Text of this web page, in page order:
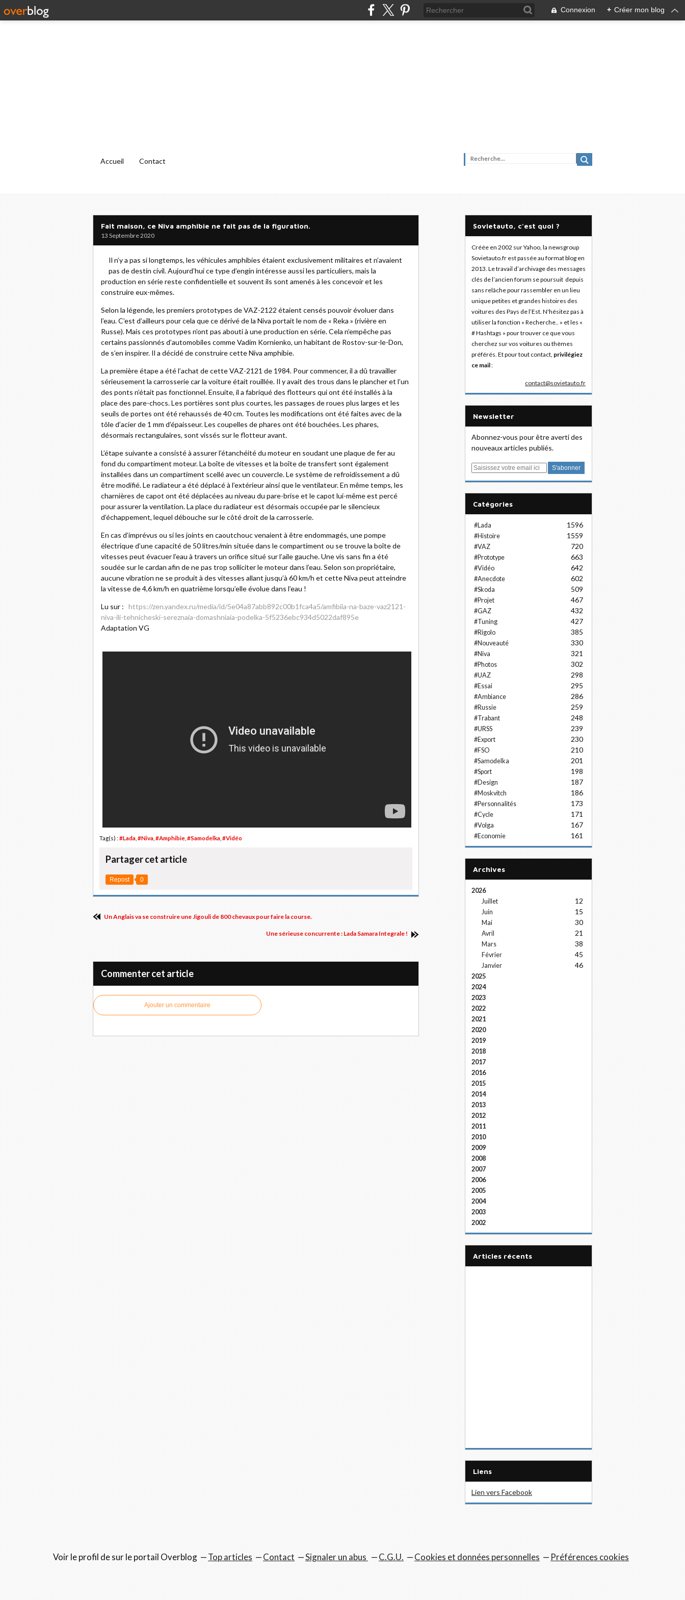
Connexion + Créer mon blog
Accueil Contact
Fait maison, ce Niva amphibie ne fait pas de la figuration.
13 Septembre 2020
Il n’y a pas si longtemps, les véhicules amphibies étaient exclusivement militaires et n’avaient
pas de destin civil. Aujourd’hui ce type d’engin intéresse aussi les particuliers, mais la
production en série reste confidentielle et souvent ils sont amenés à les concevoir et les
construire eux-mêmes.
Selon la légende, les premiers prototypes de VAZ-2122 étaient censés pouvoir évoluer dans
l’eau. C’est d’ailleurs pour cela que ce dérivé de la Niva portait le nom de « Reka » (rivière en
Russe). Mais ces prototypes n’ont pas abouti à une production en série. Cela n’empêche pas
certains passionnés d’automobiles comme Vadim Kornienko, un habitant de Rostov-sur-le-Don,
de s’en inspirer. Il a décidé de construire cette Niva amphibie.
La première étape a été l’achat de cette VAZ-2121 de 1984. Pour commencer, il a dû travailler
sérieusement la carrosserie car la voiture était rouillée. Il y avait des trous dans le plancher et l’un
des ponts n’était pas fonctionnel. Ensuite, il a fabriqué des flotteurs qui ont été installés à la
place des pare-chocs. Les portières sont plus courtes, les passages de roues plus larges et les
seuils de portes ont été rehaussés de 40 cm. Toutes les modifications ont été faites avec de la
tôle d’acier de 1 mm d’épaisseur. Les coupelles de phares ont été bouchées. Les phares,
désormais rectangulaires, sont vissés sur le flotteur avant.
L’étape suivante a consisté à assurer l’étanchéité du moteur en soudant une plaque de fer au
fond du compartiment moteur. La boîte de vitesses et la boîte de transfert sont également
installées dans un compartiment scellé avec un couvercle. Le système de refroidissement a dû
être modifié. Le radiateur a été déplacé à l’extérieur ainsi que le ventilateur. En même temps, les
charnières de capot ont été déplacées au niveau du pare-brise et le capot lui-même est percé
pour assurer la ventilation. La place du radiateur est désormais occupée par le silencieux
d’échappement, lequel débouche sur le côté droit de la carrosserie.
En cas d’imprévus ou si les joints en caoutchouc venaient à être endommagés, une pompe
électrique d’une capacité de 50 litres/min située dans le compartiment ou se trouve la boîte de
vitesses peut évacuer l’eau à travers un orifice situé sur l’aile gauche. Une vis sans fin a été
soudée sur le cardan afin de ne pas trop solliciter le moteur dans l’eau. Selon son propriétaire,
aucune vibration ne se produit à des vitesses allant jusqu’à 60 km/h et cette Niva peut atteindre
la vitesse de 4,6 km/h en quatrième lorsqu’elle évolue dans l’eau !
Lu sur : https://zen.yandex.ru/media/id/5e04a87abb892c00b1fca4a5/amfibiia-na-baze-vaz2121-
niva-ili-tehnicheski-sereznaia-domashniaia-podelka-5f5236ebc934d5022daf895e
Adaptation VG
Tag(s) : #Lada #Niva #Amphibie #Samodelka #Vidéo
Partager cet article
Repost 0
Un Anglais va se construire une Jigouli de 800 chevaux pour faire la course.
Une sérieuse concurrente : Lada Samara Integrale !
Commenter cet article
Ajouter un commentaire
Sovietauto, c'est quoi ?
Créée en 2002 sur Yahoo, la newsgroup
Sovietauto.fr est passée au format blog en
2013. Le travail d’archivage des messages
clés de l’ancien forum se poursuit depuis
sans relâche pour rassembler en un lieu
unique petites et grandes histoires des
voitures des Pays de l’Est. N'hésitez pas à
utiliser la fonction « Recherche.. » et les «
# Hashtags » pour trouver ce que vous
cherchez sur vos voitures ou thèmes
préférés. Et pour tout contact, privilégiez
ce mail:
contact@sovietauto.fr
Newsletter
Abonnez-vous pour être averti des
nouveaux articles publiés.
E
Catégories
#Lada 1596
#Histoire 1559
#VAZ 720
#Prototype 663
#Vidéo 642
#Anecdote 602
#Skoda 509
#Projet 467
#GAZ 432
#Tuning 427
#Rigolo 385
#Nouveauté 330
#Niva 321
#Photos 302
#UAZ 298
#Essai 295
#Ambiance 286
#Russie 259
#Trabant 248
#URSS 239
#Export 230
#FSO 210
#Samodelka 201
#Sport 198
#Design 187
#Moskvitch 186
#Personnalités 173
#Cycle 171
#Volga 167
#Economie 161
Archives
2026
Juillet
12
Juin 15
Mai 30
Avril 21
Mars 38
Février 45
Janvier 46
2025
2024
2023
2022
2021
2020
2019
2018
2017
2016
2015
2014
2013
2012
2011
2010
2009
2008
2007
2006
2005
2004
2003
2002
articles récents
Liens
Lien vers Facebook
Voir le profil desur le portail Overblog Top articles Contact Signaler un abus C.G.U. Cookies et données personnelles Préférences cookies